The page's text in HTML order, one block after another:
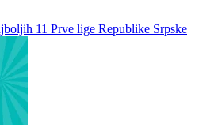
11 Prve lige Republike Srpske